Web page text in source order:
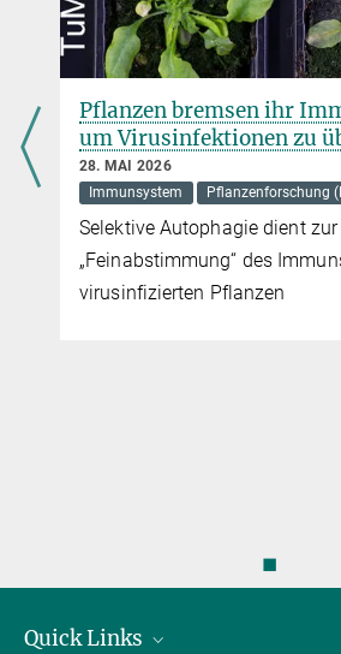
Steuerelement haben sie dabei schon
mehr
Pflanzen bremsen ihr
um Virusinfektionen zu
28. MAI 2026
Immunsystem
Pflanzenforschung
Selektive Autophagie dient zur
„Feinabstimmung“ des
virusinfizierten Pflanzen
◼
Quick Links